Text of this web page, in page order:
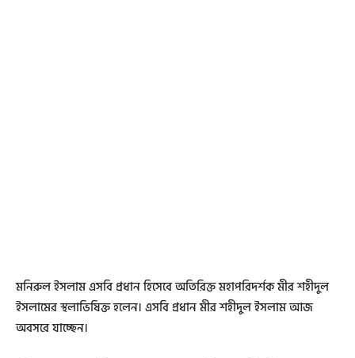
মনিরুল ইসলাম এসবি প্রধান হিসেবে অতিরিক্ত মহাপরিদর্শক মীর শহীদুল
ইসলামের স্থলাভিষিক্ত হলেন। এসবি প্রধান মীর শহীদুল ইসলাম আজ
অবসরে যাচ্ছেন।